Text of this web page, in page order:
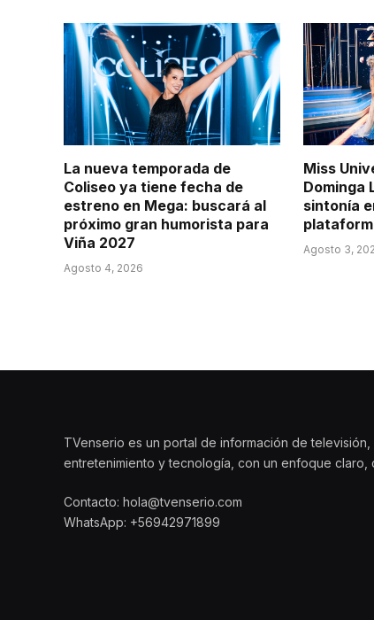
La nueva temporada de
Coliseo ya tiene fecha de
estreno en Mega: buscará al
próximo gran humorista para
Viña 2027
Agosto 4, 2026
Miss
Dominga
sintonía
Agosto 3,
TVenserio es un portal de información de televisión,
entretenimiento y tecnología, con un enfoque claro,
Contacto: hola@tvenserio.com
WhatsApp: +56942971899